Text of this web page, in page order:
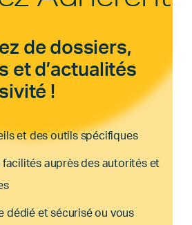
de dossiers,
et d’actualités
!
et des outils spécifiques
facilités auprès des autorités et
dédié et sécurisé ou vous